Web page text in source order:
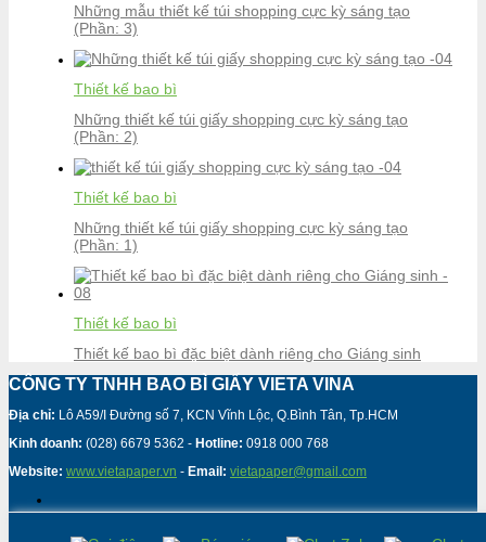
Những mẫu thiết kế túi shopping cực kỳ sáng tạo
(Phần: 3)
Thiết kế bao bì
Những thiết kế túi giấy shopping cực kỳ sáng tạo
(Phần: 2)
Thiết kế bao bì
Những thiết kế túi giấy shopping cực kỳ sáng tạo
(Phần: 1)
Thiết kế bao bì
Thiết kế bao bì đặc biệt dành riêng cho Giáng sinh
CÔNG TY TNHH BAO BÌ GIẤY VIETA VINA
Địa chỉ: Lô A59/I Đường số 7, KCN Vĩnh Lộc, Q.Bình Tân, Tp.HCM
Kinh doanh: (028) 6679 5362 - Hotline: 0918 000 768
Website: www.vietapaper.vn - Email: vietapaper@gmail.com